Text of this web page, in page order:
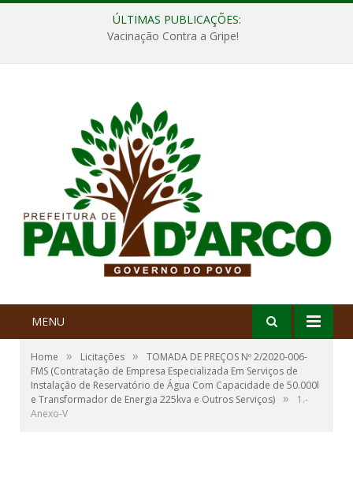
ÚLTIMAS PUBLICAÇÕES:
Vacinação Contra a Gripe!
MENU
Home » Licitações »
TOMADA DE PREÇOS Nº 2/2020-006-
FMS (Contratação de Empresa Especializada Em Serviços de
Instalação de Reservatório de Água Com Capacidade de 50.000l
e Transformador de Energia 225kva e Outros Serviços) »
1.-
Anexo-V